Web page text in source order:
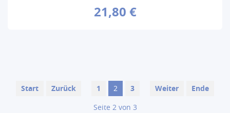
21,80 €
Start Zurück 1 2 3 Weiter
Ende
Seite 2 von 3